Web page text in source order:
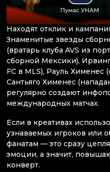
Находят отклик и
Знаменитые звезды
(вратарь клуба AVS из
сборной Мексики),
FC в MLS), Рауль
Сантьяго Хименес
регулярно создают
международных матчах.
Если в креативах
узнаваемых игроков или
фанатам — это сразу
эмоции, а значит,
конверт.